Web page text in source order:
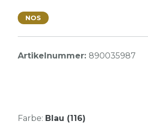
NOS
Artikelnummer: 890035987
Farbe: Blau (116)